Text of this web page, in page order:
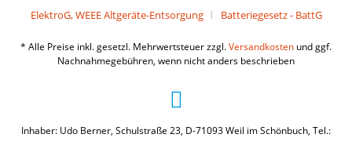
ElektroG, WEEE Altgeräte-Entsorgung
Batteriegesetz - BattG
* Alle Preise inkl. gesetzl. Mehrwertsteuer zzgl.Versandkosten und ggf.
Nachnahmegebühren, wenn nicht anders beschrieben
Inhaber: Udo Berner, Schulstraße 23, D-71093 Weil im Schönbuch, Tel.: